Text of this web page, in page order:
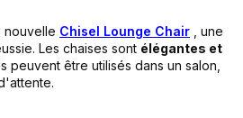
nouvelle Chisel Lounge Chair , une
Les chaises sont élégantes et
peuvent être utilisés dans un salon,